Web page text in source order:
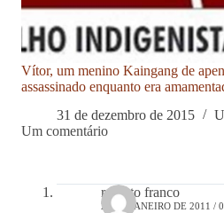
Vítor, um menino Kaingang de
assassinado enquanto era
31 de dezembro de 2015
Um comentário
roberto franco
21 DE JANEIRO DE 2011 /